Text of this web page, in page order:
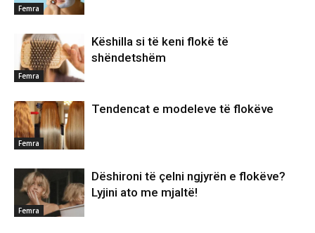
Femra
Femra
Këshilla si të keni flokë të
shëndetshëm
Femra
Tendencat e modeleve të flokëve
Femra
Dëshironi të çelni ngjyrën e flokëve?
Lyjini ato me mjaltë!